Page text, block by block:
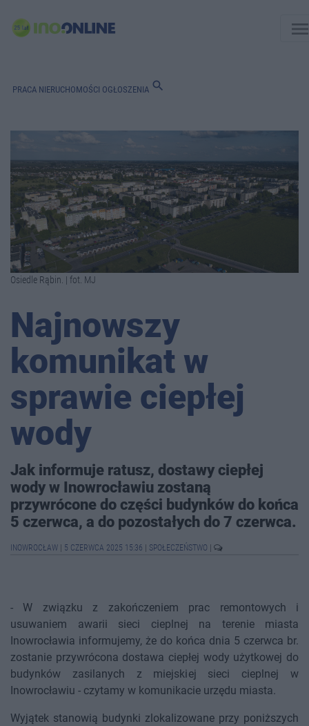
PRACA NIERUCHOMOŚCI OGŁOSZENIA search
Osiedle Rąbin. | fot. MJ
Najnowszy
komunikat w
sprawie ciepłej
wody
Jak informuje ratusz, dostawy ciepłej
wody w Inowrocławiu zostaną
przywrócone do części budynków do końca
5 czerwca, a do pozostałych do 7 czerwca.
INOWROCŁAW 5 CZERWCA 2025 15:36 SPOŁECZEŃSTWO
- W związku z zakończeniem prac remontowych i
usuwaniem awarii sieci cieplnej na terenie miasta
Inowrocławia informujemy, że do końca dnia 5 czerwca br.
zostanie przywrócona dostawa ciepłej wody użytkowej do
budynków zasilanych z miejskiej sieci cieplnej w
Inowrocławiu - czytamy w komunikacie urzędu miasta.
Wyjątek stanowią budynki zlokalizowane przy poniższych